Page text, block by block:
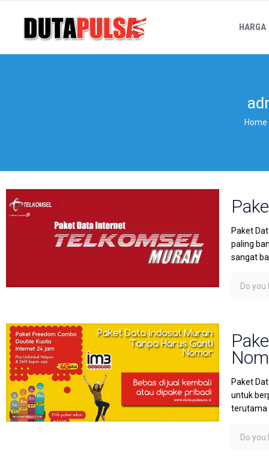
HARGA
Home
Paket
paling
sangat
Do you
Paket
untuk
terutama
Do you